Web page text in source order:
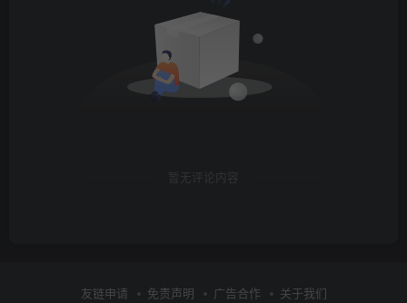
暂无评论内容
友链申请 免责声明 广告合作 关于我们